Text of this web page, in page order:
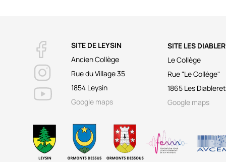
SITE DE LEYSIN
Ancien Collège
Rue du Village 35
1854 Leysin
Google maps
SITE LES
Le Collège
Rue "Le Collège"
1865 Les
Google maps